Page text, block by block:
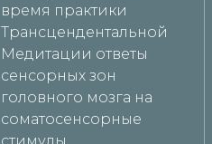
время практики
Трансцендентальной
Медитации ответы
сенсорных зон
головного мозга на
соматосенсорные